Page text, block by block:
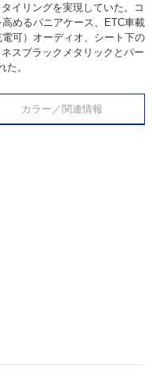
イリングを実現していた。コ
めるパニアケース、ETC車載
可）オーディオ、シート下の
スブラックメタリックとパー
。
カラー／関連情報